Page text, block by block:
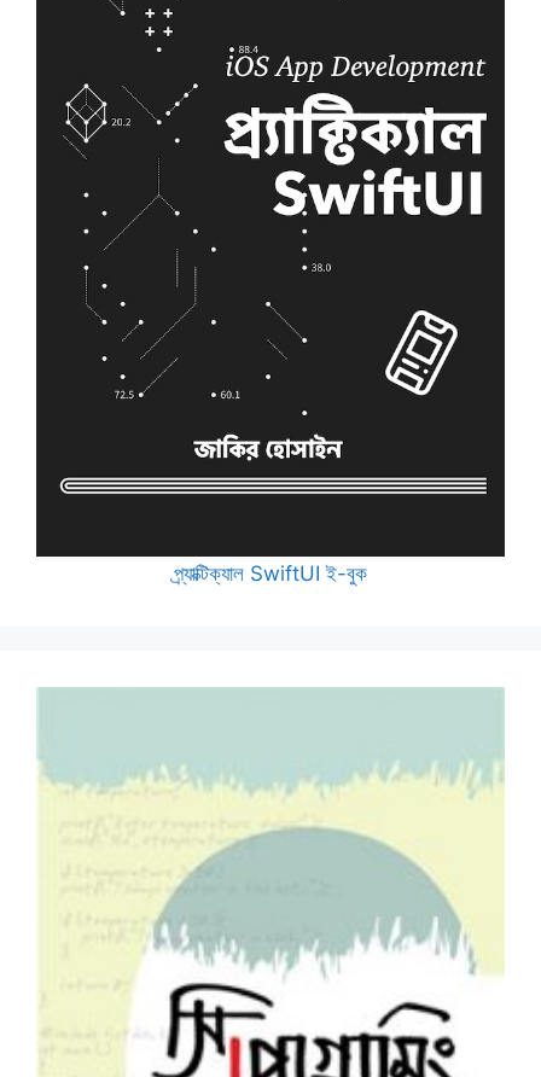
প্র্যাক্টিক্যাল SwiftUI ই-বুক